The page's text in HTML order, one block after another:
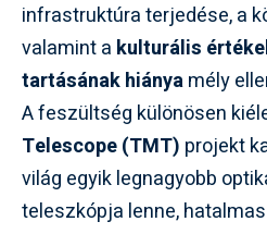
infrastruktúra terjedése, a
valamint a kulturális
tartásának hiányamély
A feszültség különösen
Telescope (TMT) projekt
világ egyik legnagyobb
teleszkópja lenne,